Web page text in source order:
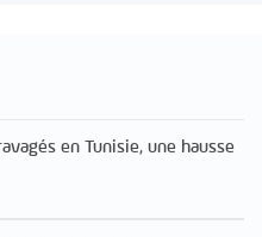
en Tunisie, une hausse